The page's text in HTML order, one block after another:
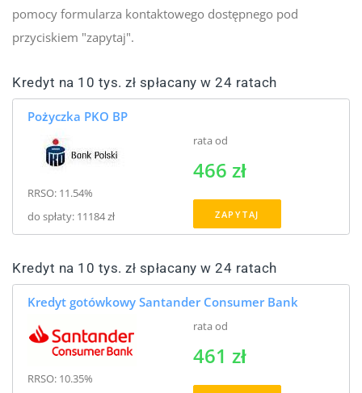
pomocy formularza kontaktowego dostępnego pod
przyciskiem "zapytaj".
Kredyt na 10 tys. zł spłacany w 24 ratach
Pożyczka PKO BP
RRSO: 11.54%
do spłaty: 11184 zł
rata od
466 zł
ZAPYTAJ
Kredyt na 10 tys. zł spłacany w 24 ratach
Kredyt gotówkowy Santander Consumer Bank
RRSO: 10.35%
rata od
461 zł